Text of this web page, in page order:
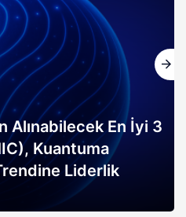
Alınabilecek En İyi 3
Kuantuma
Liderlik